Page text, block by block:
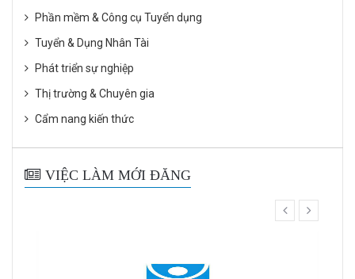
Phần mềm & Công cụ Tuyển dụng
Tuyển & Dụng Nhân Tài
Phát triển sự nghiệp
Thị trường & Chuyên gia
Cẩm nang kiến thức
VIỆC LÀM MỚI ĐĂNG
prev